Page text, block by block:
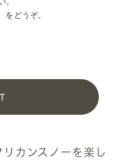
をどうぞ。
カンスノーを楽し